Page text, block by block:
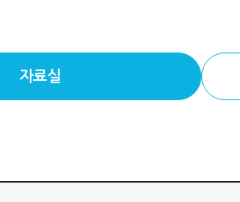
자료실